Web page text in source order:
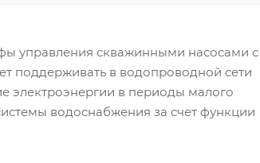
управления скважинными насосами с
поддерживать в водопроводной сети
электроэнергии в периоды малого
водоснабжения за счет функции